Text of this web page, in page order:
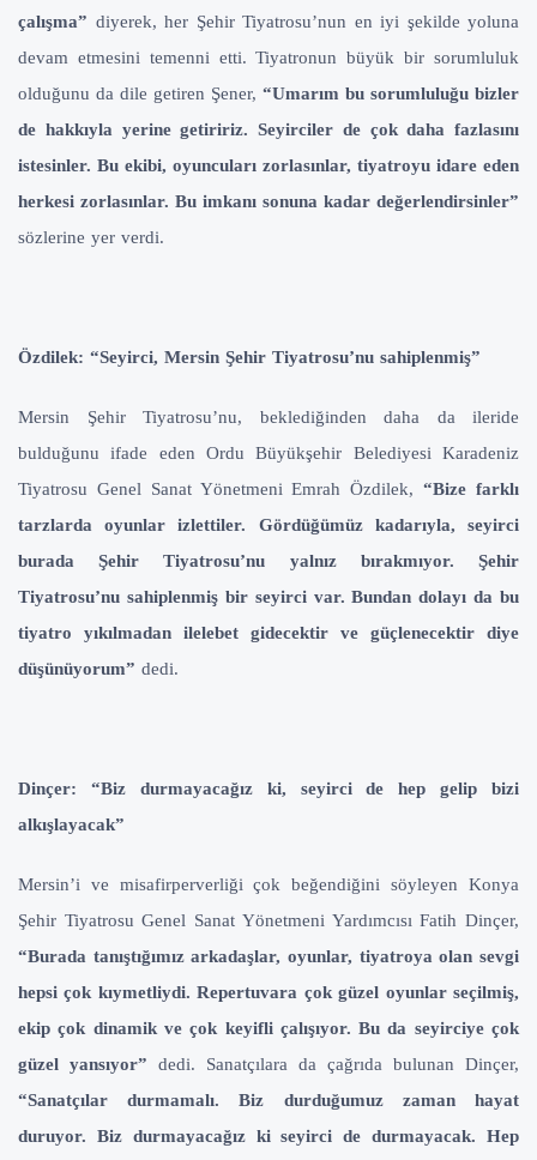
çalışma” diyerek, her Şehir Tiyatrosu’nun en iyi şekilde yoluna
devam etmesini temenni etti. Tiyatronun büyük bir sorumluluk
olduğunu da dile getiren Şener, “Umarım bu sorumluluğu bizler
de hakkıyla yerine getiririz. Seyirciler de çok daha fazlasını
istesinler. Bu ekibi, oyuncuları zorlasınlar, tiyatroyu idare eden
herkesi zorlasınlar. Bu imkanı sonuna kadar değerlendirsinler”
sözlerine yer verdi.
Özdilek: “Seyirci, Mersin Şehir Tiyatrosu’nu sahiplenmiş”
Mersin Şehir Tiyatrosu’nu, beklediğinden daha da ileride
bulduğunu ifade eden Ordu Büyükşehir Belediyesi Karadeniz
Tiyatrosu Genel Sanat Yönetmeni Emrah Özdilek,“Bize farklı
tarzlarda oyunlar izlettiler. Gördüğümüz kadarıyla, seyirci
burada Şehir Tiyatrosu’nu yalnız bırakmıyor. Şehir
Tiyatrosu’nu sahiplenmiş bir seyirci var. Bundan dolayı da bu
tiyatro yıkılmadan ilelebet gidecektir ve güçlenecektir diye
düşünüyorum” dedi.
Dinçer: “Biz durmayacağız ki, seyirci de hep gelip bizi
alkışlayacak”
Mersin’i ve misafirperverliği çok beğendiğini söyleyen Konya
Şehir Tiyatrosu Genel Sanat Yönetmeni Yardımcısı Fatih Dinçer,
“Burada tanıştığımız arkadaşlar, oyunlar, tiyatroya olan sevgi
hepsi çok kıymetliydi. Repertuvara çok güzel oyunlar seçilmiş,
ekip çok dinamik ve çok keyifli çalışıyor. Bu da seyirciye çok
güzel yansıyor” dedi. Sanatçılara da çağrıda bulunan Dinçer,
“Sanatçılar durmamalı. Biz durduğumuz zaman hayat
duruyor. Biz durmayacağız ki seyirci de durmayacak. Hep